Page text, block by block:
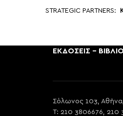
STRATEGIC PARTNERS:
ΕΚΔΟΣΕΙΣ -
Σόλωνος 103,
T: 210 3806676, 210